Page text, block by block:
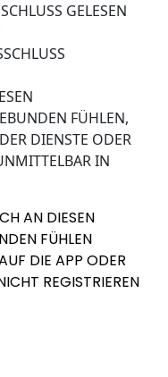
GELESEN
FÜHLEN,
DIENSTE ODER
IN
AN DIESEN
FÜHLEN
DIE APP ODER
REGISTRIEREN